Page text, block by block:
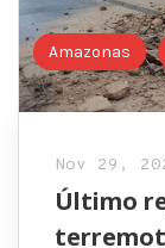
Amazonas
Nov 29,
Último